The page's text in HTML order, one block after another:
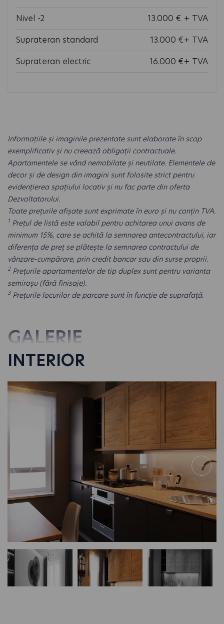
Nivel -2
13.000 € + TVA
Suprateran standard
13.000 €+ TVA
Suprateran electric
16.000 €+ TVA
Informațiile și imaginile prezentate sunt elaborate în scop
exemplificativ și nu creează obligații contractuale.
Apartamentele se vând nemobilate și neutilate. Elementele de
decor și de design din imagini sunt folosite strict pentru
evidențierea spațiului locativ și nu fac parte din oferta
Dezvoltatorului.
Toate prețurile afișate sunt exprimate în euro și nu conțin TVA.
1 Prețul de listă este valabil pentru achitarea unui avans de
minimum 15%, care se achită la semnarea antecontractului, iar
diferența de preț se plătește la semnarea contractului de
vânzare-cumpărare, prin credit bancar sau din surse proprii.
2Prețurile apartamentelor de tip duplex sunt pentru varianta
semiroșu (fără finisaje).
3Prețurile locurilor de parcare sunt în funcție de suprafață.
GALERIE
INTERIOR